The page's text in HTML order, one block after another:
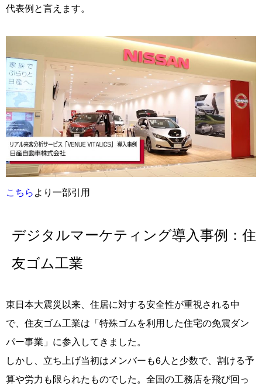
代表例と言えます。
こちらより一部引用
デジタルマーケティング導入事例：住
友ゴム工業
東日本大震災以来、住居に対する安全性が重視される中
で、住友ゴム工業は「特殊ゴムを利用した住宅の免震ダン
パー事業」に参入してきました。
しかし、立ち上げ当初はメンバーも6人と少数で、割ける予
算や労力も限られたものでした。全国の工務店を飛び回っ